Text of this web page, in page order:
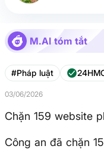
M.AI tóm tắt
#Pháp luật
03/06/2026
Chặn 159 website
Công an đã chặn